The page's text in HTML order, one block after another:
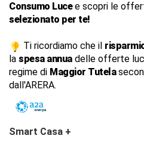
Consumo Lucee scopri le
selezionato per te!
Ti ricordiamo che il
la spesa annuadelle offerte
regime di Maggior Tutela
dall'ARERA.
Smart Casa +